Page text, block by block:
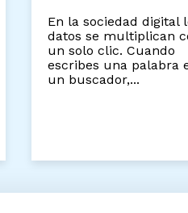
En la sociedad digital
datos se multiplican
un solo clic. Cuando
escribes una palabra
un buscador,...